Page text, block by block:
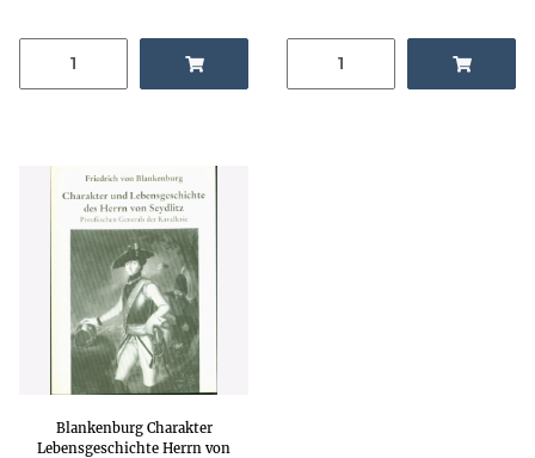
Blankenburg Charakter
Lebensgeschichte Herrn von